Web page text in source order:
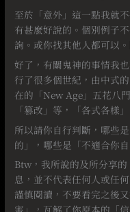
至於「意外」這一點我就
有甚麼好說的。個別例子
詢。或你找其他人都可以
好了，有關鬼神的事情我
行了很多個世紀，由中式
在的「New Age」五花八
「篡改」等，「各式各樣
所以請你自行判斷，哪些
的」，哪些是「不適合你
Btw，我所說的及所分享
息，並不代表任何人或任
謹慎閱讀，不要看完之後